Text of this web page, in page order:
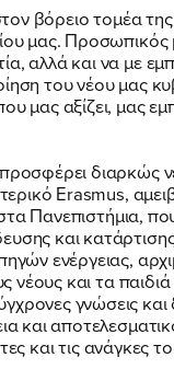
βόρειο τομέα
μας.
αλλά και να με
του νέου μας
μας αξίζει, μας
διαρκώς
Erasmus,
Πανεπιστήμια, που
και
ενέργειας,
νέους και τα
γνώσεις και
και
τις ανάγκες